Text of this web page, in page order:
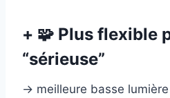
+ 🧩 Plus flexible
“sérieuse”
→ meilleure basse lumière